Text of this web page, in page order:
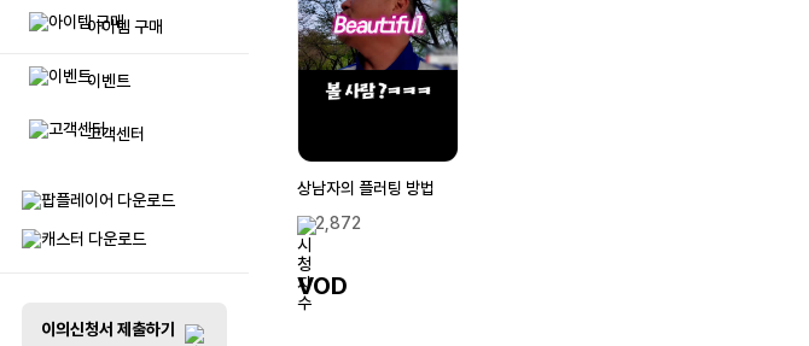
아이템 구매
이벤트
고객센터
이의신청서 제출하기
매니저 추가
리스트 꾸미기
말풍선
상남자의 플러팅 방법
2,872
VOD